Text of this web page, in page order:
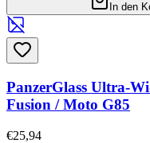
In den
PanzerGlass Ultra-
Fusion / Moto G85
€25,94